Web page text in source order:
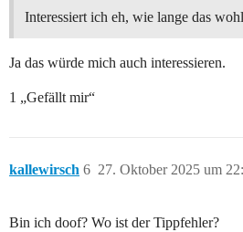
Interessiert ich eh, wie lange das
Ja das würde mich auch interessieren.
1 „Gefällt mir“
kallewirsch 27. Oktober 2025 um
6
Bin ich doof? Wo ist der Tippfehler?